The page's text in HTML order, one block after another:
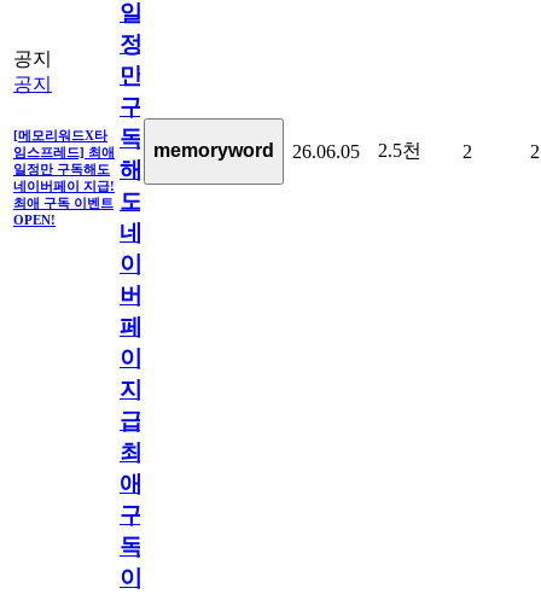
공지
공지
[메모리워드X타
임스프레드] 최애
일정만 구독해도
네이버페이 지급!
최애 구독 이벤트
OPEN!
일
정
만
구
독
해
도
네
이
버
페
이
지
급!
최
애
구
독
이
memoryword 26.06.05 2.5천 2 2